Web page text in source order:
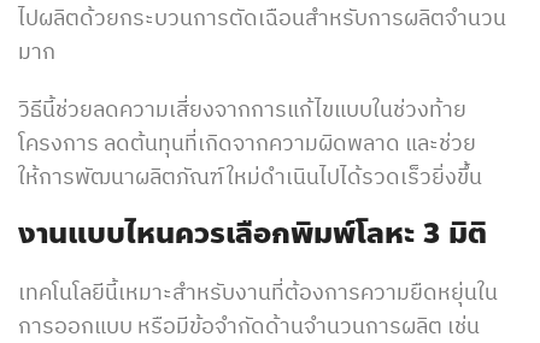
ไปผลิตด้วยกระบวนการตัดเฉือนสำหรับการผลิตจำนวน
มาก
วิธีนี้ช่วยลดความเสี่ยงจากการแก้ไขแบบในช่วงท้าย
โครงการ ลดต้นทุนที่เกิดจากความผิดพลาด และช่วย
ให้การพัฒนาผลิตภัณฑ์ใหม่ดำเนินไปได้รวดเร็วยิ่งขึ้น
งานแบบไหนควรเลือกพิมพ์โลหะ3 มิติ
เทคโนโลยีนี้เหมาะสำหรับงานที่ต้องการความยืดหยุ่นใน
การออกแบบ หรือมีข้อจำกัดด้านจำนวนการผลิต เช่น